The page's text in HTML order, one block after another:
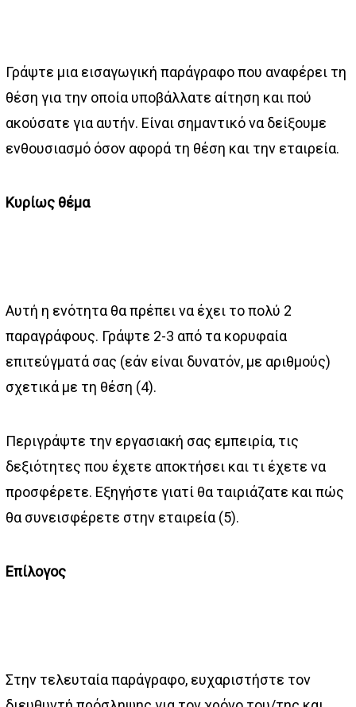
Γράψτε μια εισαγωγική παράγραφο που αναφέρει τη
θέση για την οποία υποβάλλατε αίτηση και πού
ακούσατε για αυτήν. Είναι σημαντικό να δείξουμε
ενθουσιασμό όσον αφορά τη θέση και την εταιρεία.
Κυρίως θέμα
Αυτή η ενότητα θα πρέπει να έχει το πολύ 2
παραγράφους. Γράψτε 2-3 από τα κορυφαία
επιτεύγματά σας (εάν είναι δυνατόν, με αριθμούς)
σχετικά με τη θέση (4).
Περιγράψτε την εργασιακή σας εμπειρία, τις
δεξιότητες που έχετε αποκτήσει και τι έχετε να
προσφέρετε. Εξηγήστε γιατί θα ταιριάζατε και πώς
θα συνεισφέρετε στην εταιρεία (5).
Επίλογος
Στην τελευταία παράγραφο, ευχαριστήστε τον